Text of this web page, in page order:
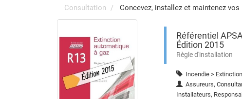
Consultation Concevez, installez et maintenez
Référentiel
Édition 2015
Règle d'installation
Incendie > Extinction
Assureurs,
Installateurs,